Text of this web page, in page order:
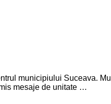
municipiului Suceava.
mesaje de unitate …